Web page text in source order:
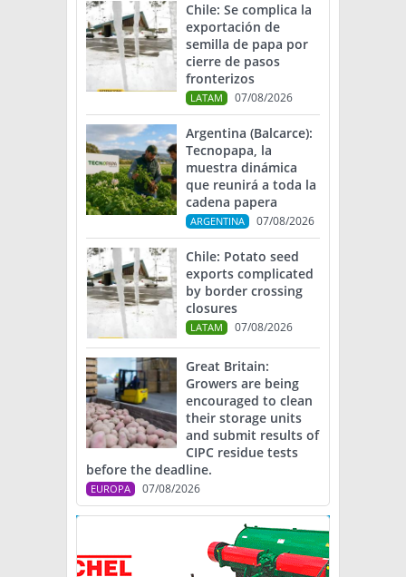
Chile: Se complica la
exportación de
semilla de papa por
cierre de pasos
fronterizos
LATAM 07/08/2026
Argentina (Balcarce):
Tecnopapa, la
muestra dinámica
que reunirá a toda la
cadena papera
ARGENTINA 07/08/2026
Chile: Potato seed
exports complicated
by border crossing
closures
LATAM 07/08/2026
Great Britain:
Growers are being
encouraged to clean
their storage units
and submit results of
CIPC residue tests
before the deadline.
EUROPA 07/08/2026